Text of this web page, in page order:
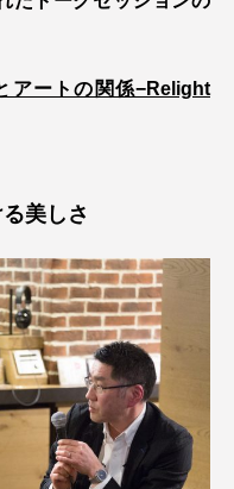
アートの関係−Relight
美しさ